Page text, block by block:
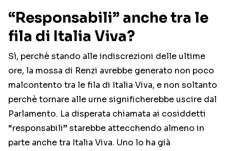
“Responsabili” anche tra le
fila di Italia Viva?
Sì, perchè stando alle indiscrezioni delle ultime
ore, la mossa di Renzi avrebbe generato non poco
malcontento tra le fila di Italia Viva, e non soltanto
perchè tornare alle urne significherebbe uscire dal
Parlamento. La disperata chiamata ai cosiddetti
“responsabili” starebbe attecchendo almeno in
parte anche tra Italia Viva. Uno lo ha già